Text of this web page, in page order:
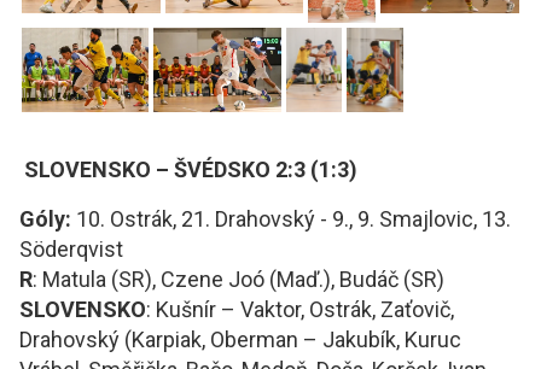
SLOVENSKO – ŠVÉDSKO 2:3 (1:3)
Góly: 10. Ostrák, 21. Drahovský - 9., 9. Smajlovic, 13.
Söderqvist
R: Matula (SR), Czene Joó (Maď.), Budáč (SR)
SLOVENSKO: Kušnír – Vaktor, Ostrák, Zaťovič,
Drahovský (Karpiak, Oberman – Jakubík, Kuruc